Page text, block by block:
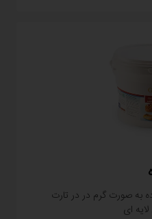
به صورت گرم در در تارت
ای